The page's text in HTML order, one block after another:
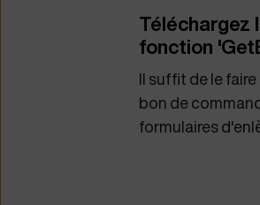
Téléchargez
fonction
Il suffit de le
bon de
formulaires